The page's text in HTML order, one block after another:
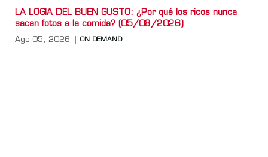
LA LOGIA DEL BUEN GUSTO: ¿Por qué los ricos nunca
sacan fotos a la comida? (05/08/2026)
Ago 05, 2026 ON DEMAND